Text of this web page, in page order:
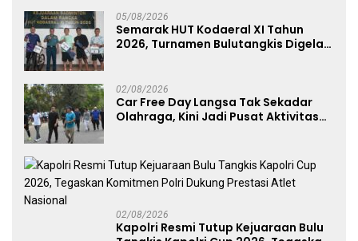
05/08/2026
Semarak HUT Kodaeral XI Tahun
2026, Turnamen Bulutangkis Digelar
02/08/2026
Car Free Day Langsa Tak Sekadar
Olahraga, Kini Jadi Pusat Aktivitas
02/08/2026
Kapolri Resmi Tutup Kejuaraan Bulu